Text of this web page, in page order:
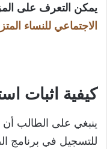
يمكن التعرف على
الاجتماعي للنساء
كيفية اثبات
ينبغي على الطالب أن
للتسجيل في برنامج